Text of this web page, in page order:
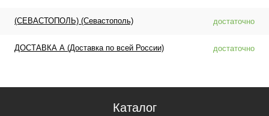
(СЕВАСТОПОЛЬ) (Севастополь) достаточно
ДОСТАВКА А (Доставка по всей России) достаточно
Каталог